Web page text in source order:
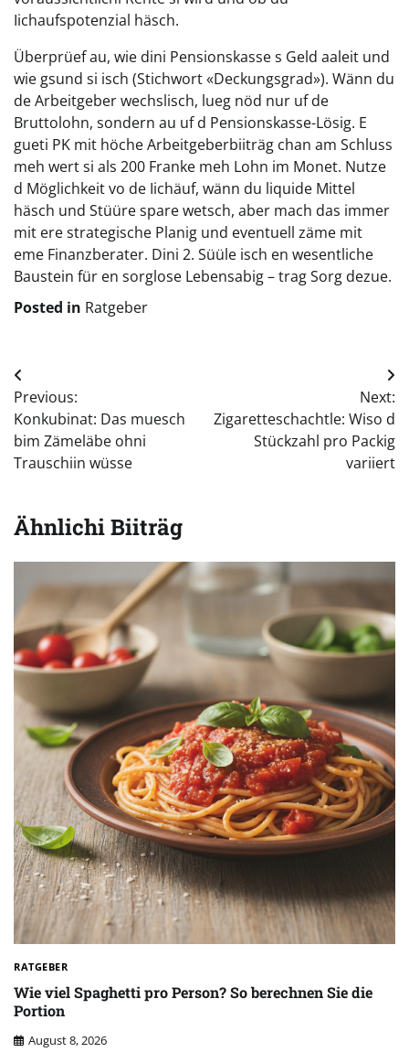
Iichaufspotenzial häsch.
Überprüef au, wie dini Pensionskasse s Geld aaleit und
wie gsund si isch (Stichwort «Deckungsgrad»). Wänn du
de Arbeitgeber wechslisch, lueg nöd nur uf de
Bruttolohn, sondern au uf d Pensionskasse-Lösig. E
gueti PK mit höche Arbeitgeberbiiträg chan am Schluss
meh wert si als 200 Franke meh Lohn im Monet. Nutze
d Möglichkeit vo de Iichäuf, wänn du liquide Mittel
häsch und Stüüre spare wetsch, aber mach das immer
mit ere strategische Planig und eventuell zäme mit
eme Finanzberater. Dini 2. Süüle isch en wesentliche
Baustein für en sorglose Lebensabig – trag Sorg dezue.
Posted in Ratgeber
Beitragsnavigation
Previous:
Konkubinat: Das muesch
bim Zämeläbe ohni
Trauschiin wüsse
Next:
Zigaretteschachtle: Wiso d
Stückzahl pro Packig
variiert
Ähnlichi Biiträg
RATGEBER
Wie viel Spaghetti pro Person? So berechnen Sie die
Portion
August 8, 2026